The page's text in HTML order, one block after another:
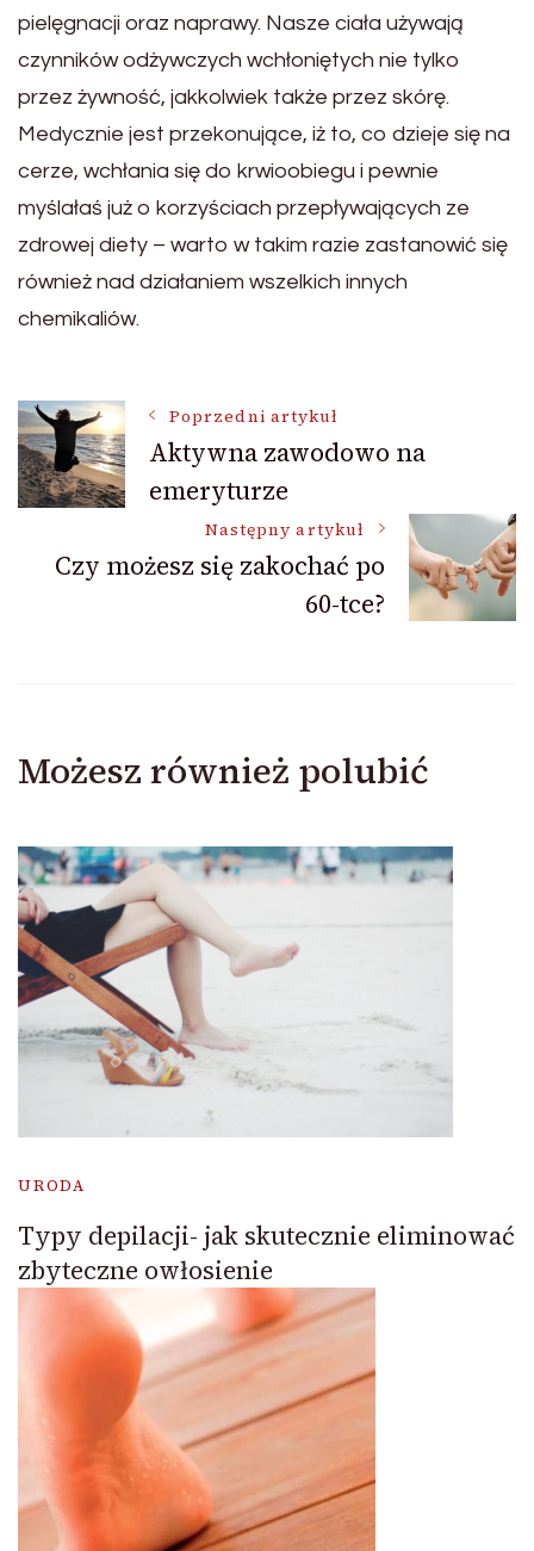
pielęgnacji oraz naprawy. Nasze ciała używają
czynników odżywczych wchłoniętych nie tylko
przez żywność, jakkolwiek także przez skórę.
Medycznie jest przekonujące, iż to, co dzieje się na
cerze, wchłania się do krwioobiegu i pewnie
myślałaś już o korzyściach przepływających ze
zdrowej diety – warto w takim razie zastanowić się
również nad działaniem wszelkich innych
chemikaliów.
Nawigacja
wpisu
Poprzedni artykuł
Aktywna zawodowo na
emeryturze
Następny artykuł
Czy możesz się zakochać po
60-tce?
Możesz również polubić
URODA
Typy depilacji- jak skutecznie eliminować
zbyteczne owłosienie